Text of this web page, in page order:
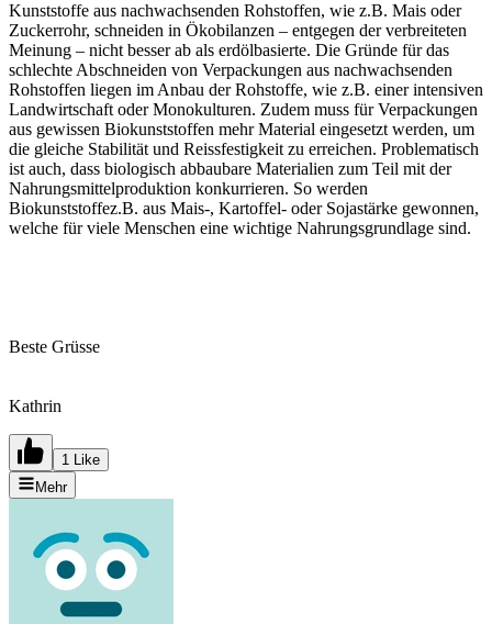
Kunststoffe aus nachwachsenden Rohstoffen, wie z.B. Mais oder
Zuckerrohr, schneiden in Ökobilanzen – entgegen der verbreiteten
Meinung – nicht besser ab als erdölbasierte. Die Gründe für das
schlechte Abschneiden von Verpackungen aus nachwachsenden
Rohstoffen liegen im Anbau der Rohstoffe, wie z.B. einer intensiven
Landwirtschaft oder Monokulturen. Zudem muss für Verpackungen
aus gewissen Biokunststoffen mehr Material eingesetzt werden, um
die gleiche Stabilität und Reissfestigkeit zu erreichen. Problematisch
ist auch, dass biologisch abbaubare Materialien zum Teil mit der
Nahrungsmittelproduktion konkurrieren. So werden
Biokunststoffez.B. aus Mais-, Kartoffel- oder Sojastärke gewonnen,
welche für viele Menschen eine wichtige Nahrungsgrundlage sind.
Beste Grüsse
Kathrin
1 Like
Mehr